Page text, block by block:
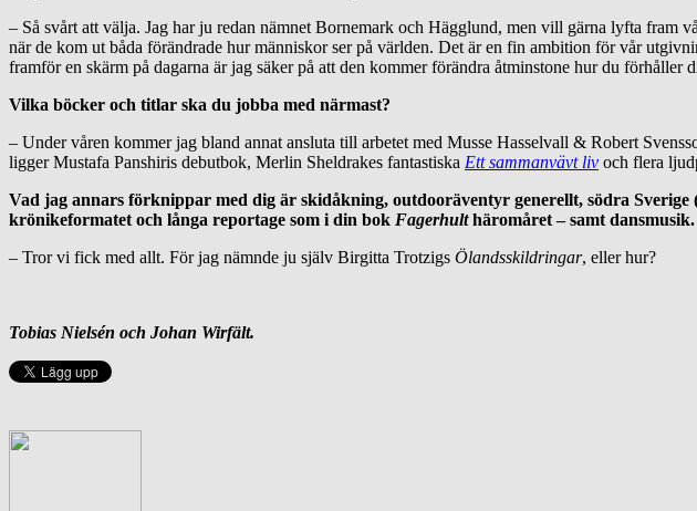
– Så svårt att välja. Jag har ju redan nämnet Bornemark och Hägglund, men vill gärna lyfta fram
när de kom ut båda förändrade hur människor ser på världen. Det är en fin ambition för vår
framför en skärm på dagarna är jag säker på att den kommer förändra åtminstone hur du förhåller
Vilka böcker och titlar ska du jobba med närmast?
– Under våren kommer jag bland annat ansluta till arbetet med Musse Hasselvall & Robert
ligger Mustafa Panshiris debutbok, Merlin Sheldrakes fantastiska Ett sammanvävt liv och flera
Vad jag annars förknippar med dig är skidåkning, outdooräventyr generellt, södra
krönikeformatet och långa reportage som i din bok Fagerhulthäromåret – samt
– Tror vi fick med allt. För jag nämnde ju själv Birgitta Trotzigs Ölandsskildringar, eller hur?
Tobias Nielsén och Johan Wirfält.